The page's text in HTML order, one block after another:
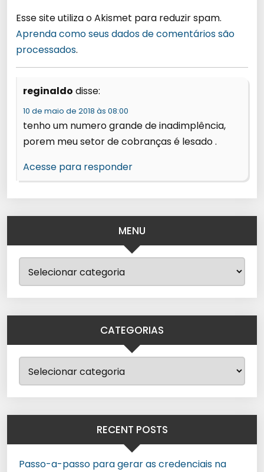
Esse site utiliza o Akismet para reduzir spam.
Aprenda como seus dados de comentários são
processados.
reginaldo disse:
10 de maio de 2018 às 08:00
tenho um numero grande de inadimplência,
porem meu setor de cobranças é lesado .
Acesse para responder
MENU
CATEGORIAS
RECENT POSTS
Passo-a-passo para gerar as credenciais na